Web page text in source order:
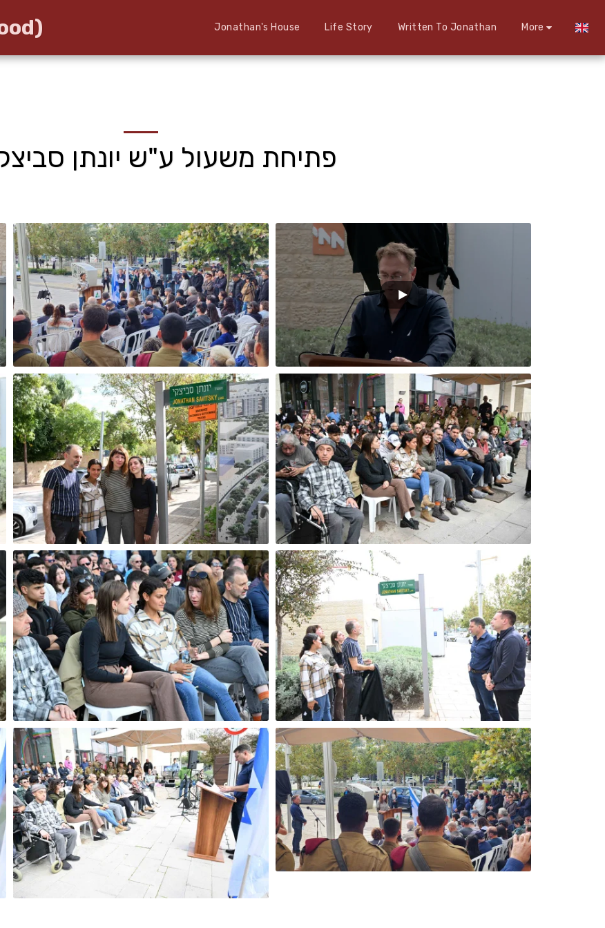
Jonathan's House Life Story Written To Jonathan More
פתיחת משעול ע"ש יונתן